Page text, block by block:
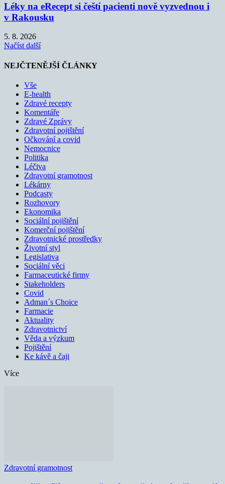
Léky na eRecept si čeští pacienti nově vyzvednou i
v Rakousku
5. 8. 2026
Načíst další
NEJČTENĚJŠÍ ČLÁNKY
Vše
E-health
Zdravé recepty
Komentáře
Zdravé Zprávy
Zdravotní pojištění
Očkování a covid
Nemocnice
Politika
Léčiva
Zdravotní gramotnost
Lékárny
Podcasty
Rozhovory
Ekonomika
Sociální pojištění
Komerční pojištění
Zdravotnické prostředky
Životní styl
Legislativa
Sociální věci
Farmaceutické firmy
Stakeholders
Covid
Adman´s Choice
Farmacie
Aktuality
Zdravotnictví
Věda a výzkum
Pojištění
Ke kávě a čaji
Více
Zdravotní gramotnost